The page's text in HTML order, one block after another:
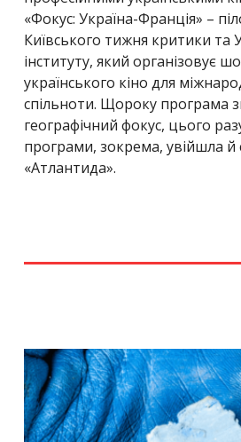
«Фокус: Україна-Франція» –
Київського тижня критики та
інституту, який організовує
українського кіно для
спільноти. Щороку програма
географічний фокус, цього
програми, зокрема, увійшла й
«Атлантида».